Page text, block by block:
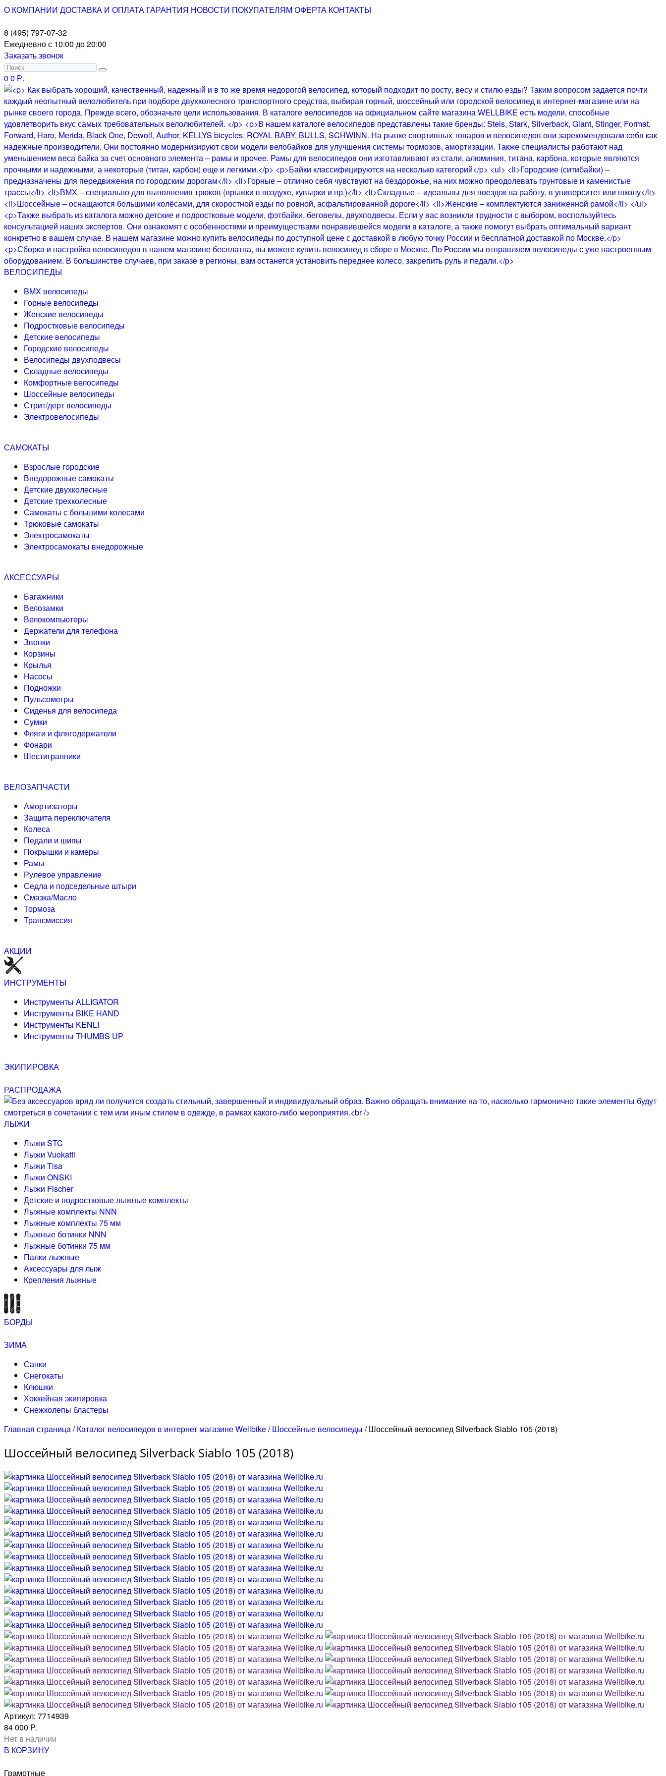
О КОМПАНИИ ДОСТАВКА И ОПЛАТА ГАРАНТИЯ НОВОСТИ ПОКУПАТЕЛЯМ ОФЕРТА КОНТАКТЫ
8 (495) 797-07-32
Ежедневно с 10:00 до 20:00
Заказать звонок
0 0 Р.
ВЕЛОСИПЕДЫ
BMX велосипеды
Горные велосипеды
Женские велосипеды
Подростковые велосипеды
Детские велосипеды
Городские велосипеды
Велосипеды двухподвесы
Складные велосипеды
Комфортные велосипеды
Шоссейные велосипеды
Стрит/дерт велосипеды
Электровелосипеды
САМОКАТЫ
Взрослые городские
Внедорожные самокаты
Детские двухколесные
Детские трехколесные
Самокаты с большими колесами
Трюковые самокаты
Электросамокаты
Электросамокаты внедорожные
АКСЕССУАРЫ
Багажники
Велозамки
Велокомпьютеры
Держатели для телефона
Звонки
Корзины
Крылья
Насосы
Подножки
Пульсометры
Сиденья для велосипеда
Сумки
Фляги и флягодержатели
Фонари
Шестигранники
ВЕЛОЗАПЧАСТИ
Амортизаторы
Защита переключателя
Колеса
Педали и шипы
Покрышки и камеры
Рамы
Рулевое управление
Седла и подседельные штыри
Смазка/Масло
Тормоза
Трансмиcсия
АКЦИИ
ИНСТРУМЕНТЫ
Инструменты ALLIGATOR
Инструменты BIKE HAND
Инструменты KENLI
Инструменты THUMBS UP
ЭКИПИРОВКА
РАСПРОДАЖА
ЛЫЖИ
Лыжи STC
Лыжи Vuokatti
Лыжи Tisa
Лыжи ONSKI
Лыжи Fischer
Детские и подростковые лыжные комплекты
Лыжные комплекты NNN
Лыжные комплекты 75 мм
Лыжные ботинки NNN
Лыжные ботинки 75 мм
Палки лыжные
Аксессуары для лыж
Крепления лыжные
БОРДЫ
ЗИМА
Санки
Снегокаты
Клюшки
Хоккейная экипировка
Снежколепы бластеры
Главная страница/ Каталог велосипедов в интернет магазине Wellbike/ Шоссейные велосипеды / Шоссейный велосипед Silverback Siablo 105 (2018)
Шоссейный велосипед Silverback Siablo 105 (2018)
Артикул: 7714939
84 000 Р.
Нет в наличии
В КОРЗИНУ
Грамотные